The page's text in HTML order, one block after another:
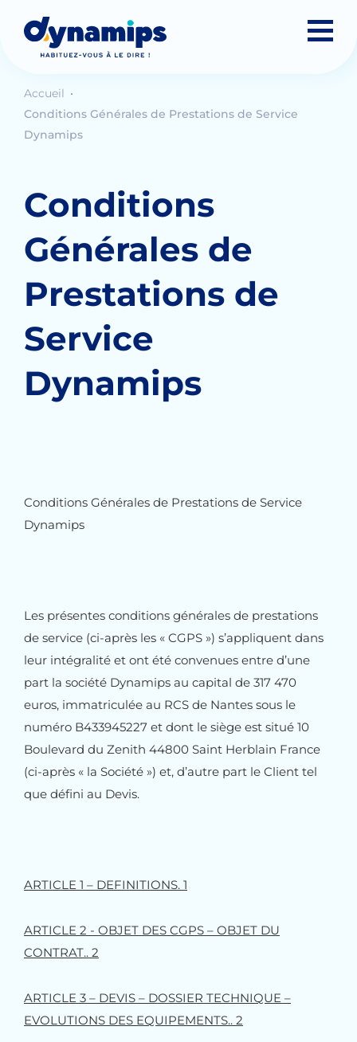
Accueil
Conditions Générales de Prestations de Service
Dynamips
Conditions
Générales de
Prestations de
Service
Dynamips
Conditions Générales de Prestations de Service
Dynamips
Les présentes conditions générales de prestations
de service (ci-après les « CGPS ») s’appliquent dans
leur intégralité et ont été convenues entre d’une
part la société Dynamips au capital de 317 470
euros, immatriculée au RCS de Nantes sous le
numéro B433945227 et dont le siège est situé 10
Boulevard du Zenith 44800 Saint Herblain France
(ci-après « la Société ») et, d’autre part le Client tel
que défini au Devis.
ARTICLE 1 – DEFINITIONS. 1
ARTICLE 2 - OBJET DES CGPS – OBJET DU
CONTRAT.. 2
ARTICLE 3 – DEVIS – DOSSIER TECHNIQUE –
EVOLUTIONS DES EQUIPEMENTS.. 2